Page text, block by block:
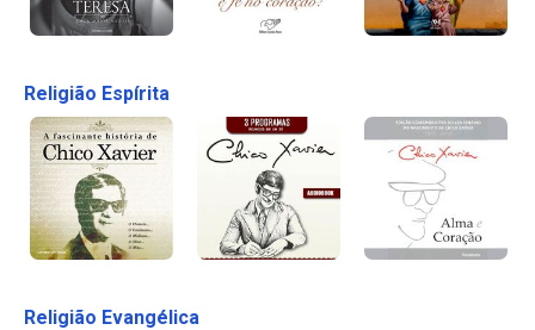
Religião Espírita
Religião Evangélica